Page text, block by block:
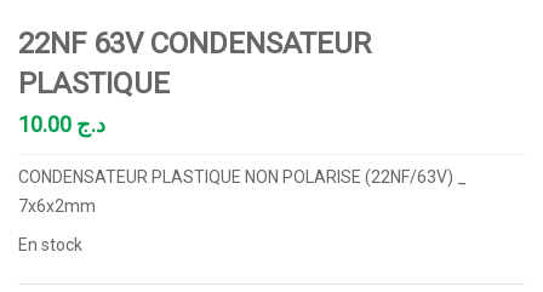
22NF 63V CONDENSATEUR
PLASTIQUE
د.ج
CONDENSATEUR PLASTIQUE NON POLARISE (22NF/63V) _
7x6x2mm
En stock